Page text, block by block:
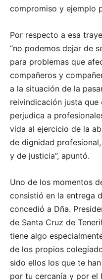
compromiso y ejemplo
Por respecto a esa
“no podemos dejar de
para problemas que
compañeros y
a la situación de la
reivindicación justa
perjudica a
vida al ejercicio de la
de dignidad
y de justicia”, apuntó.
Uno de los momentos
consistió en la entrega
concedió a Dña.
de Santa Cruz de
tiene algo
de los propios
sido ellos los que te
por tu cercanía y por el